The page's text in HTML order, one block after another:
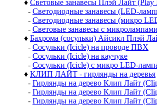
♦ Световые занавесы Плэй Лайт (Play
- Светодиодные занавесы (LED-
- Светодиодные занавесы (микро
- Световые занавесы с микролампами
♦ Бахрома (сосульки) Айсикл Плэй
- Сосульки (Icicle) на проводе ПВХ
- Сосульки (Icicle) на каучуке
- Сосульки (Icicle) с микро LED-
♦ КЛИП ЛАЙТ - гирлянды на деревья
- Гирлянды на дерево Клип Лайт
- Гирлянды на дерево Клип Лайт
- Гирлянды на дерево Клип Лайт